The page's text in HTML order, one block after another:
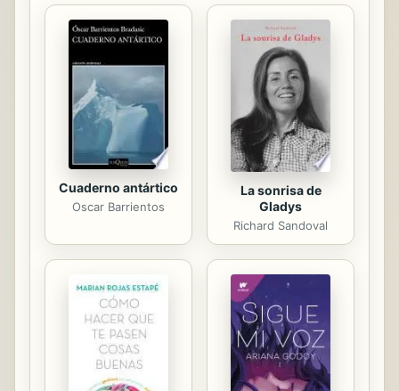
buscamos garantías, eso será
entonces una forma más de
cobijarnos bajo el ala del Otro, y su
opresión. Este planteo renovador de
la autora se hace conducir de la
mano de Freud, de Lacan, de
filósofos, de...
Cuaderno antártico
Oscar Barrientos
La sonrisa de
Gladys
Richard Sandoval